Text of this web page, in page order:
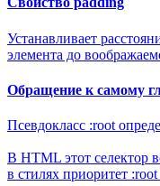
Устанавливает
элемента до
Обращение к самому
Псевдокласс :root
В HTML этот селектор
в стилях приоритет :root